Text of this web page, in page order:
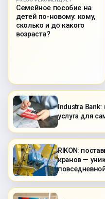
Семейное пособие на
детей по-новому: кому,
сколько и до какого
возраста?
Industra
услуга для
RIKON:
кранов —